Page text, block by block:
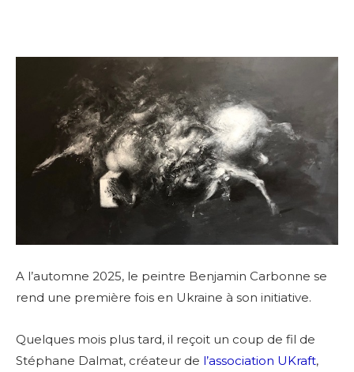
A l’automne 2025, le peintre Benjamin Carbonne se
rend une première fois en Ukraine à son initiative.
Quelques mois plus tard, il reçoit un coup de fil de
Stéphane Dalmat, créateur de l’association UKraft,